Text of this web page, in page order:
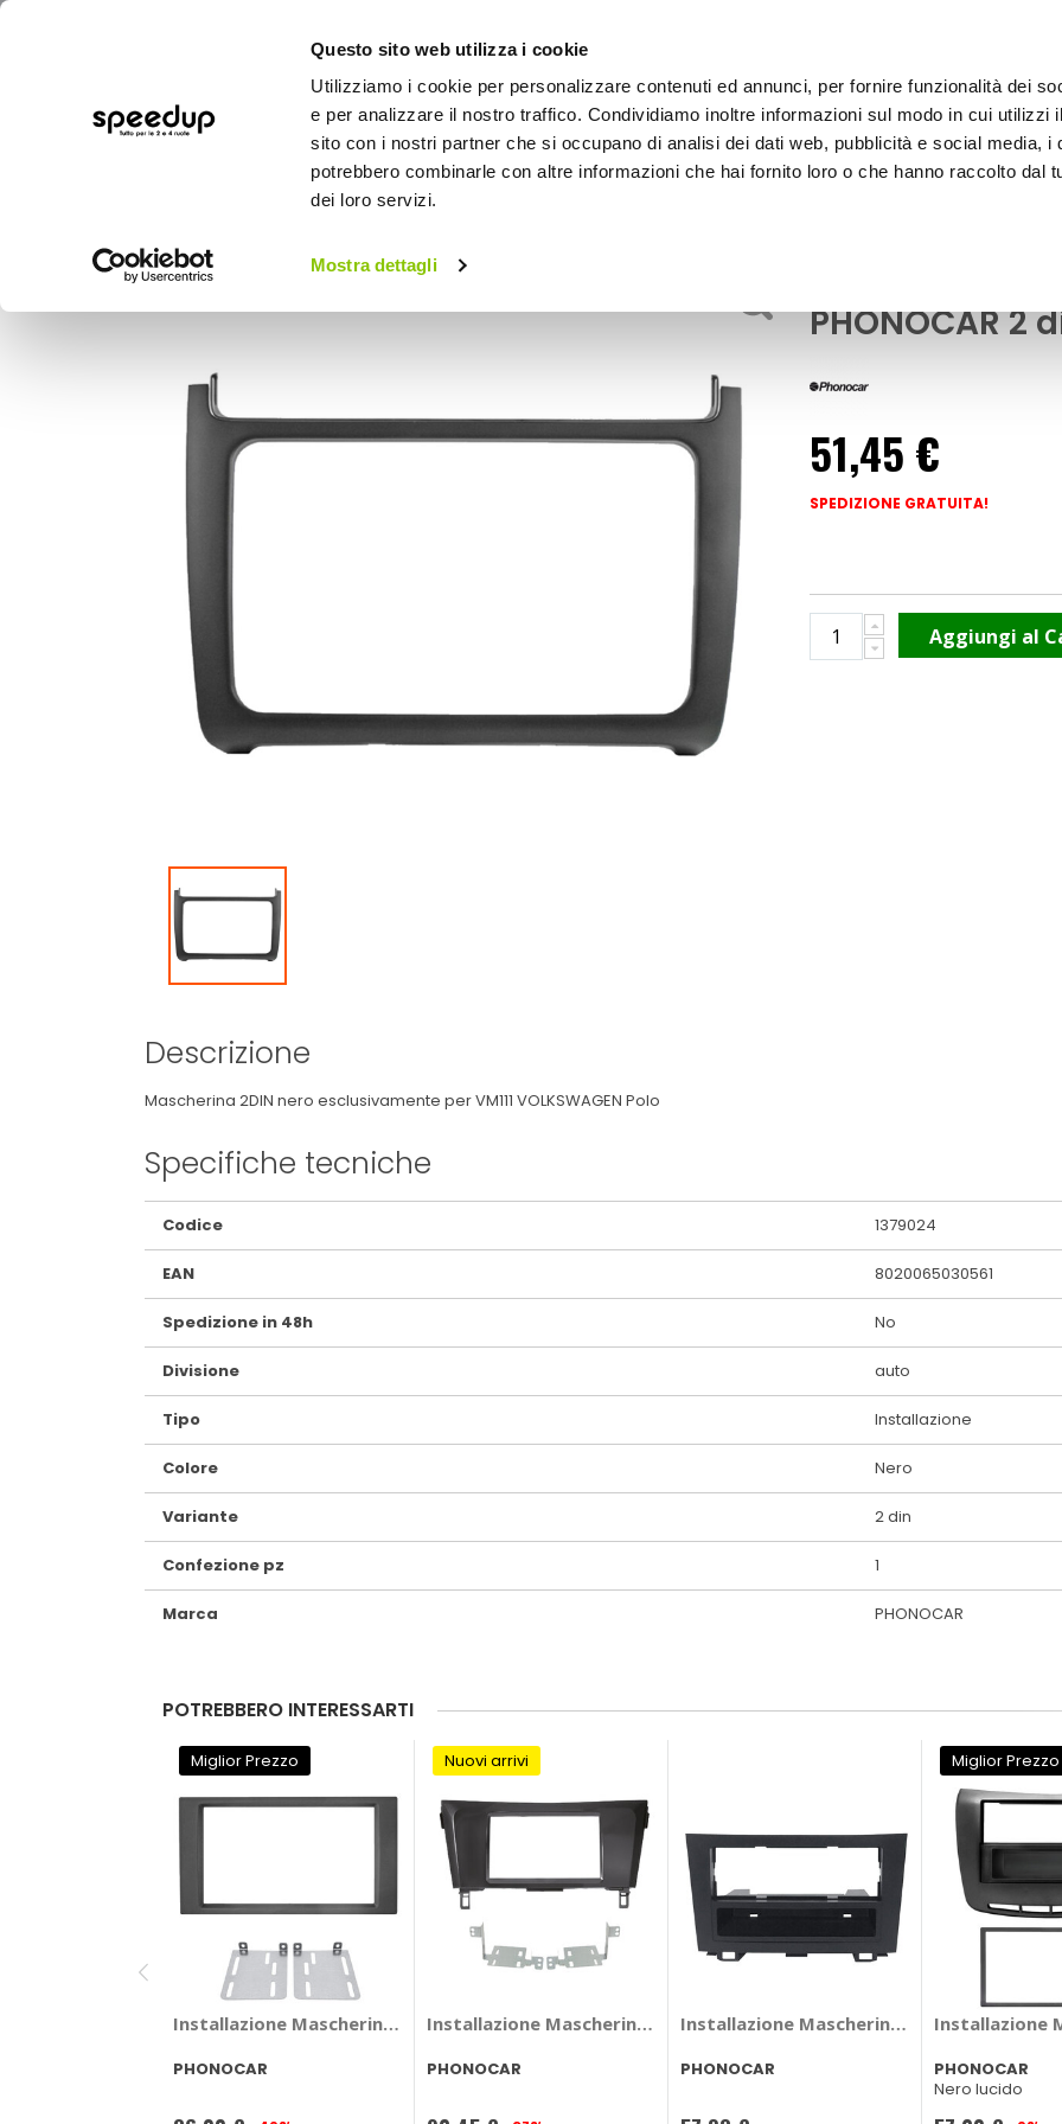
Questo sito web utilizza i cookie
Utilizziamo i cookie per personalizzare contenuti ed annunci, per fornire funzionalità dei
e per analizzare il nostro traffico. Condividiamo inoltre informazioni sul modo in cui utilizzi
sito con i nostri partner che si occupano di analisi dei dati web, pubblicità e social media, i
potrebbero combinarle con altre informazioni che hai fornito loro o che hanno raccolto dal
dei loro servizi.
Mostra dettagli
BICI OUTDOOR
Home
PHONOCAR 2
51,45 €
SPEDIZIONE GRATUITA!
Aggiungi al
Descrizione
Mascherina 2DIN nero esclusivamente per VM111 VOLKSWAGEN Polo
Specifiche tecniche
Maggiori
Informazioni
Codice 1379024
EAN 8020065030561
Spedizione in 48h No
Divisione auto
Tipo Installazione
Colore Nero
Variante 2 din
Confezione pz 1
Marca PHONOCAR
POTREBBERO INTERESSARTI
Miglior Prezzo
Installazione Mascherina 2 din Seat Leon 2015> - PHONOCAR Seat Leon 2015 >
PHONOCAR
Nuovi arrivi
Installazione Mascherina 2 din Nissan Qashqai 2014> - PHONOCAR
PHONOCAR
Installazione Mascherina 2 din Honda CR-V
PHONOCAR
Miglior Prezzo
Installazione
PHONOCAR
Nero lucido